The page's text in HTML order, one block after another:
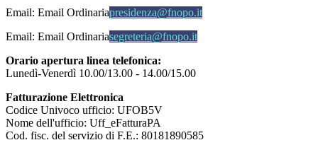
Email: Email Ordinariapresidenza@fnopo.it
Email: Email Ordinariasegreteria@fnopo.it
Orario apertura linea telefonica:
Lunedì-Venerdì 10.00/13.00 - 14.00/15.00
Fatturazione Elettronica
Codice Univoco ufficio: UFOB5V
Nome dell'ufficio: Uff_eFatturaPA
Cod. fisc. del servizio di F.E.: 80181890585